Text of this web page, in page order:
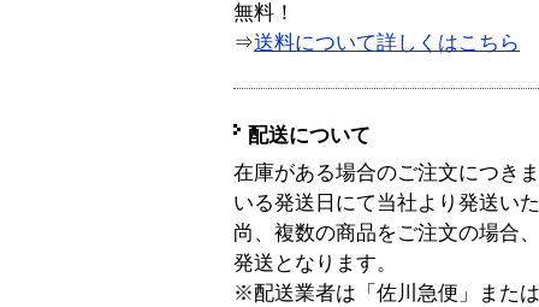
無料！
⇒送料について詳しくはこちら
配送について
在庫がある場合のご注文につき
いる発送日にて当社より発送い
尚、複数の商品をご注文の場合
発送となります。
※配送業者は「佐川急便」また